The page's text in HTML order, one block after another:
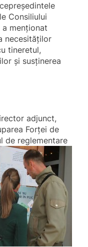
Consiliului
a menţionat
necesităţilor
tineretul,
şi susţinerea
adjunct,
Forţei de
de reglementare